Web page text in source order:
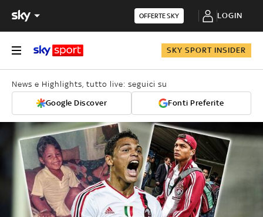
OFFERTE SKY LOGIN
SKY SPORT INSIDER
News e Highlights, tutto live: seguici su
Google Discover Fonti Preferite